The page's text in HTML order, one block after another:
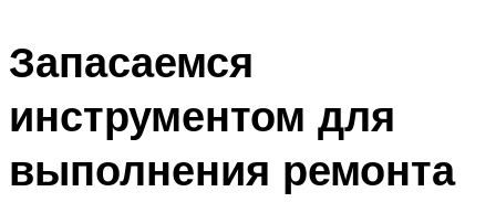
Запасаемся
инструментом для
выполнения ремонта